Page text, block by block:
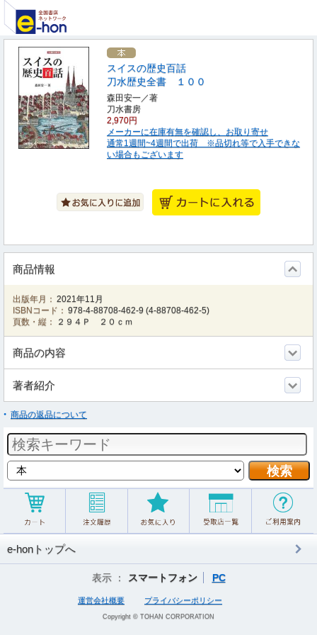
スイスの歴史百話
刀水歴史全書 １００
森田安一／著
刀水書房
2,970円
メーカーに在庫有無を確認し、お取り寄せ
通常1週間~4週間で出荷 ※品切れ等で入手できな
い場合もございます
商品情報
出版年月： 2021年11月
ISBNコード： 978-4-88708-462-9 (4-88708-462-5)
頁数・縦：
２９４Ｐ ２０ｃｍ
商品の内容
著者紹介
商品の返品について
e-honトップへ
表示 ： スマートフォン PC
運営会社概要 プライバシーポリシー
Copyright © TOHAN CORPORATION